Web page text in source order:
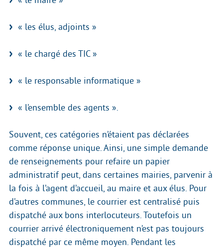
« les élus, adjoints »
« le chargé des TIC »
« le responsable informatique »
« l’ensemble des agents ».
Souvent, ces catégories n’étaient pas déclarées
comme réponse unique. Ainsi, une simple demande
de renseignements pour refaire un papier
administratif peut, dans certaines mairies, parvenir à
la fois à l’agent d’accueil, au maire et aux élus. Pour
d’autres communes, le courrier est centralisé puis
dispatché aux bons interlocuteurs. Toutefois un
courrier arrivé électroniquement n’est pas toujours
dispatché par ce même moyen. Pendant les